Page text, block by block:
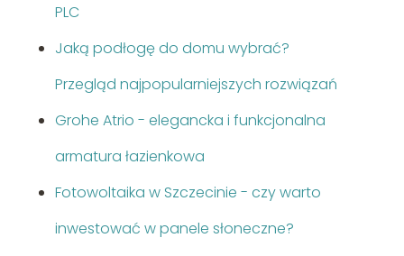
PLC
Jaką podłogę do domu wybrać?
Przegląd najpopularniejszych rozwiązań
Grohe Atrio - elegancka i funkcjonalna
armatura łazienkowa
Fotowoltaika w Szczecinie - czy warto
inwestować w panele słoneczne?